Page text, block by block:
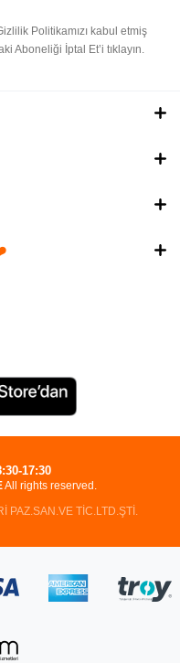
Politikamızı kabul etmiş
Aboneliği İptal Et’i tıklayın.
All rights reserved.
PAZ.SAN.VE TİC.LTD.ŞTİ.
17:30